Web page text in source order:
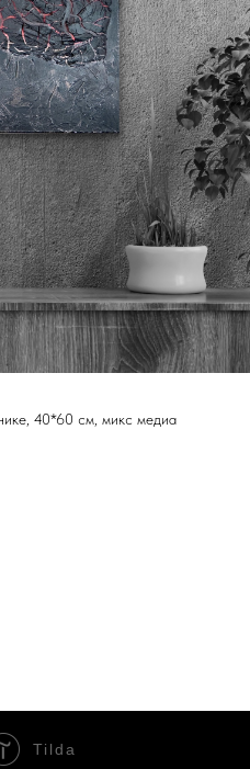
40*60 см, микс медиа
Tilda